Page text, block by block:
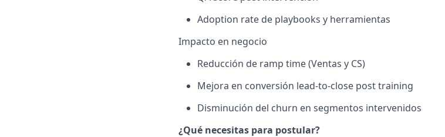
Adoption rate de playbooks y herramientas
Impacto en negocio
Reducción de ramp time (Ventas y CS)
Mejora en conversión lead-to-close post training
Disminución del churn en segmentos intervenidos
¿Qué necesitas para postular?